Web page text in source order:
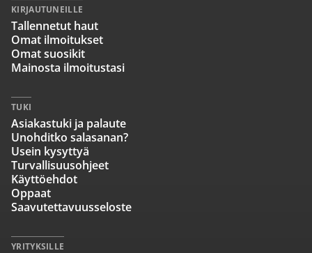
KIRJAUTUNEILLE
Tallennetut haut
Omat ilmoitukset
Omat suosikit
Mainosta ilmoitustasi
TUKI
Asiakastuki ja palaute
Unohditko salasanan?
Usein kysyttyä
Turvallisuusohjeet
Käyttöehdot
Oppaat
Saavutettavuusseloste
YRITYKSILLE